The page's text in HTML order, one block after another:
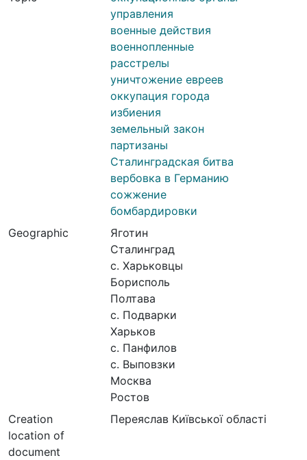
управления
военные действия
военнопленные
расстрелы
уничтожение евреев
оккупация города
избиения
земельный закон
партизаны
Сталинградская битва
вербовка в Германию
сожжение
бомбардировки
Geographic
Яготин
Сталинград
с. Харьковцы
Борисполь
Полтава
с. Подварки
Харьков
с. Панфилов
с. Выповзки
Москва
Ростов
Creation
location of
document
Переяслав Київської області